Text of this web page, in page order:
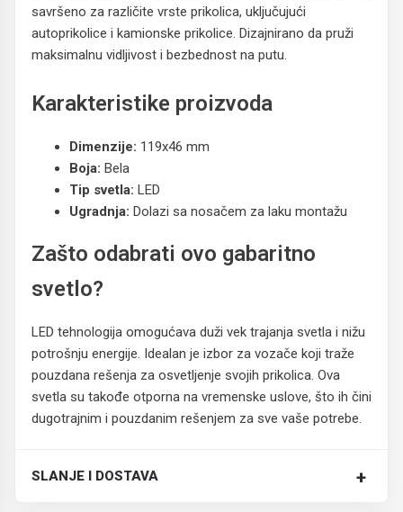
savršeno za različite vrste prikolica, uključujući
autoprikolice i kamionske prikolice. Dizajnirano da pruži
maksimalnu vidljivost i bezbednost na putu.
Karakteristike proizvoda
Dimenzije: 119x46 mm
Boja: Bela
Tip svetla: LED
Ugradnja: Dolazi sa nosačem za laku montažu
Zašto odabrati ovo gabaritno
svetlo?
LED tehnologija omogućava duži vek trajanja svetla i nižu
potrošnju energije. Idealan je izbor za vozače koji traže
pouzdana rešenja za osvetljenje svojih prikolica. Ova
svetla su takođe otporna na vremenske uslove, što ih čini
dugotrajnim i pouzdanim rešenjem za sve vaše potrebe.
SLANJE I DOSTAVA +